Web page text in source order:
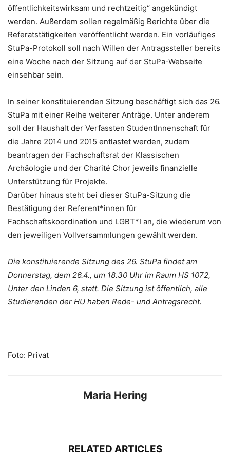
öffentlichkeitswirksam und rechtzeitig“ angekündigt
werden. Außerdem sollen regelmäßig Berichte über die
Referatstätigkeiten veröffentlicht werden. Ein vorläufiges
StuPa-Protokoll soll nach Willen der Antragssteller bereits
eine Woche nach der Sitzung auf der StuPa-Webseite
einsehbar sein.
In seiner konstituierenden Sitzung beschäftigt sich das 26.
StuPa mit einer Reihe weiterer Anträge. Unter anderem
soll der Haushalt der Verfassten StudentInnenschaft für
die Jahre 2014 und 2015 entlastet werden, zudem
beantragen der Fachschaftsrat der Klassischen
Archäologie und der Charité Chor jeweils finanzielle
Unterstützung für Projekte.
Darüber hinaus steht bei dieser StuPa-Sitzung die
Bestätigung der Referent*innen für
Fachschaftskoordination und LGBT*I an, die wiederum von
den jeweiligen Vollversammlungen gewählt werden.
Die konstituierende Sitzung des 26. StuPa findet am
Donnerstag, dem 26.4., um 18.30 Uhr im Raum HS 1072,
Unter den Linden 6, statt. Die Sitzung ist öffentlich, alle
Studierenden der HU haben Rede- und Antragsrecht.
Foto: Privat
Maria Hering
RELATED ARTICLES